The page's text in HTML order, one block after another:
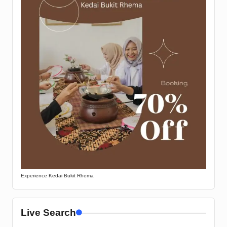
Experience Kedai Bukit Rhema
Live Search